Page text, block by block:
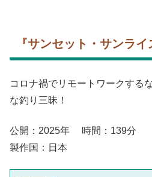
『サンセット・サンライ
コロナ禍でリモートワークする
な釣り三昧！
公開：2025年 時間：139分
製作国：日本